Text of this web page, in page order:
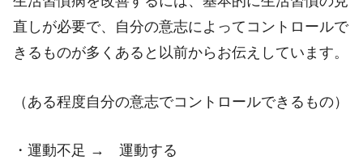
直しが必要で、自分の意志によってコントロールで
きるものが多くあると以前からお伝えしています。
（ある程度自分の意志でコントロールできるもの）
・運動不足 → 運動する